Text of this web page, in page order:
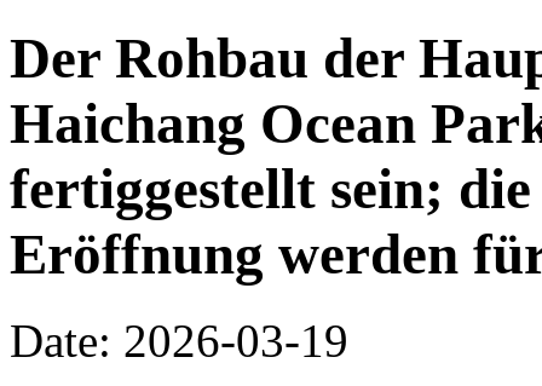
Der Rohbau der
Haichang Ocean
fertiggestellt sein;
Eröffnung werden
Date: 2026-03-19